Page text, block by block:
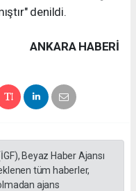
denildi.
ANKARA HABERİ
Beyaz Haber Ajansı
tüm haberler,
ajans